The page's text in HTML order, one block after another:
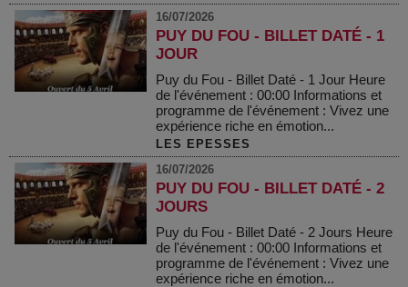
16/07/2026
PUY DU FOU - BILLET DATÉ - 1
JOUR
Puy du Fou - Billet Daté - 1 Jour Heure
de l'événement : 00:00 Informations et
programme de l'événement : Vivez une
expérience riche en émotion...
LES EPESSES
16/07/2026
PUY DU FOU - BILLET DATÉ - 2
JOURS
Puy du Fou - Billet Daté - 2 Jours Heure
de l'événement : 00:00 Informations et
programme de l'événement : Vivez une
expérience riche en émotion...